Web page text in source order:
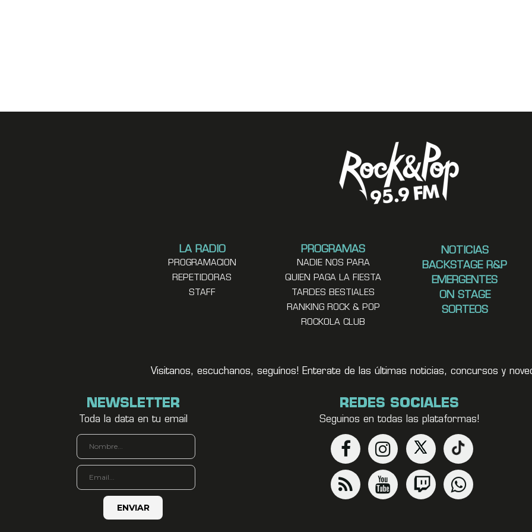
LA RADIO
PROGRAMACION
REPETIDORAS
STAFF
PROGRAMAS
NADIE NOS PARA
QUIEN PAGA LA FIESTA
TARDES BESTIALES
RANKING ROCK & POP
ROCKOLA CLUB
NOTICIAS
BACKSTAGE R&P
EMERGENTES
ON STAGE
SORTEOS
Visitanos, escuchanos, seguínos! Enterate de las últimas noticias, concursos y
NEWSLETTER
Toda la data en tu email
REDES SOCIALES
Seguinos en todas las plataformas!